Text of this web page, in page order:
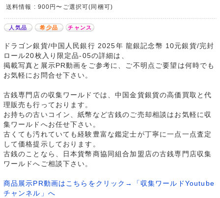
送料情報 : 900円〜ご選択可(同梱可)
人気品 希少品 チャンス
ドラゴン銀貨/中国人民銀行 2025年 龍銀記念幣 10元銀貨/完封
ロール20枚入り限定品-05の詳細は、
掲載写真と展示PR動画をご参考に、ご不明点ご要望は何時でも
お気軽にお問合せ下さい。
古銭専門店の収集ワールドでは、中国金貨銀貨の高価買取と代
理販売も行っております。
お持ちの古いコイン、紙幣など古銭のご売却相談はお気軽に収
集ワールドへお任せ下さい。
古くても汚れていても経験豊富な鑑定士が丁寧に一点一点査定
して価格提示しております。
古銭のことなら、日本貨幣商協同組合加盟店の古銭専門店収集
ワールドへご相談下さい。
商品展示PR動画はこちらをクリック→「収集ワールドYoutube
チャンネル」へ